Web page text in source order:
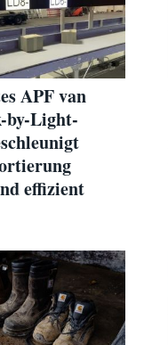
APF van
by-Light-
effizient